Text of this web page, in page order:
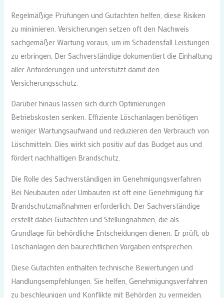
Regelmäßige Prüfungen und Gutachten helfen, diese Risiken
zu minimieren. Versicherungen setzen oft den Nachweis
sachgemäßer Wartung voraus, um im Schadensfall Leistungen
zu erbringen. Der Sachverständige dokumentiert die Einhaltung
aller Anforderungen und unterstützt damit den
Versicherungsschutz.
Darüber hinaus lassen sich durch Optimierungen
Betriebskosten senken. Effiziente Löschanlagen benötigen
weniger Wartungsaufwand und reduzieren den Verbrauch von
Löschmitteln. Dies wirkt sich positiv auf das Budget aus und
fördert nachhaltigen Brandschutz.
Die Rolle des Sachverständigen im Genehmigungsverfahren
Bei Neubauten oder Umbauten ist oft eine Genehmigung für
Brandschutzmaßnahmen erforderlich. Der Sachverständige
erstellt dabei Gutachten und Stellungnahmen, die als
Grundlage für behördliche Entscheidungen dienen. Er prüft, ob
Löschanlagen den baurechtlichen Vorgaben entsprechen.
Diese Gutachten enthalten technische Bewertungen und
Handlungsempfehlungen. Sie helfen, Genehmigungsverfahren
zu beschleunigen und Konflikte mit Behörden zu vermeiden.